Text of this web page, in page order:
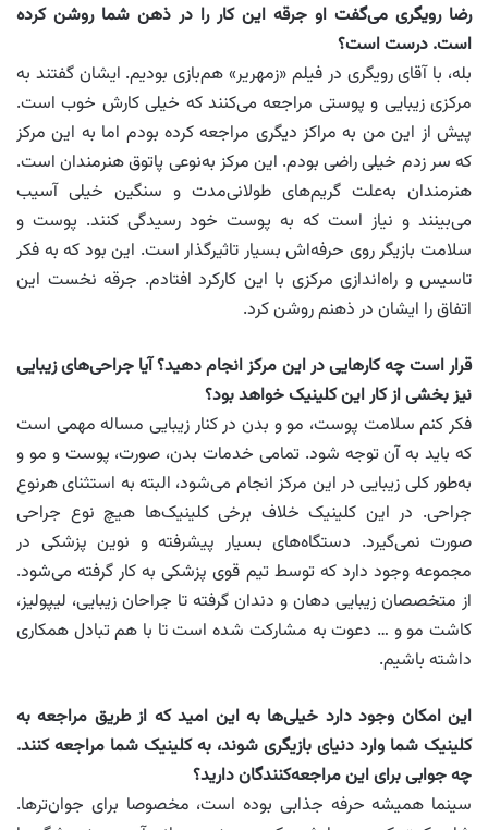
رضا رویگری می‌گفت او جرقه این کار را در ذهن شما روشن کرده
است. درست است؟
بله، با آقای رویگری در فیلم «زمهریر» هم‌بازی بودیم. ایشان گفتند به
مرکزی زیبایی و پوستی مراجعه می‌کنند که خیلی کارش خوب است.
پیش از این من به مراکز دیگری مراجعه کرده بودم اما به این مرکز
که سر زدم خیلی راضی بودم. این مرکز به‌نوعی پاتوق هنرمندان است.
هنرمندان به‌علت گریم‌های طولانی‌مدت و سنگین خیلی آسیب
می‌بینند و نیاز است که به پوست خود رسیدگی کنند. پوست و
سلامت بازیگر روی حرفه‌اش بسیار تاثیرگذار است. این بود که به فکر
تاسیس و راه‌اندازی مرکزی با این کارکرد افتادم. جرقه نخست این
اتفاق را ایشان در ذهنم روشن کرد.
قرار است چه کارهایی در این مرکز انجام دهید؟ آیا جراحی‌های زیبایی
نیز بخشی از کار این کلینیک خواهد بود؟
فکر کنم سلامت پوست، مو و بدن در کنار زیبایی مساله مهمی است
که باید به آن توجه شود. تمامی خدمات بدن، صورت، پوست و مو و
به‌طور کلی زیبایی در این مرکز انجام می‌شود، البته به استثنای هرنوع
جراحی. در این کلینیک خلاف برخی کلینیک‌ها هیچ نوع جراحی
صورت نمی‌گیرد. دستگاه‌های بسیار پیشرفته و نوین پزشکی در
مجموعه وجود دارد که توسط تیم قوی پزشکی به کار گرفته می‌شود.
از متخصصان زیبایی دهان و دندان گرفته تا جراحان زیبایی، لیپولیز،
کاشت مو و … دعوت به مشارکت شده است تا با هم تبادل همکاری
داشته باشیم.
این امکان وجود دارد خیلی‌ها به این امید که از طریق مراجعه به
کلینیک شما وارد دنیای بازیگری شوند، به کلینیک شما مراجعه کنند.
چه جوابی برای این مراجعه‌کنندگان دارید؟
سینما همیشه حرفه جذابی بوده است، مخصوصا برای جوان‌ترها.